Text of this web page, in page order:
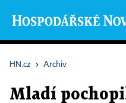
HN.cz › Archiv
Mladí